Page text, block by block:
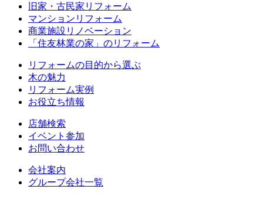
旧家・古民家リフォーム
マンションリフォーム
商業施設リノベーション
「住友林業の家」のリフォーム
リフォームの目的から選ぶ
木の魅力
リフォーム実例
お役立ち情報
店舗検索
イベント参加
お問い合わせ
会社案内
グループ会社一覧